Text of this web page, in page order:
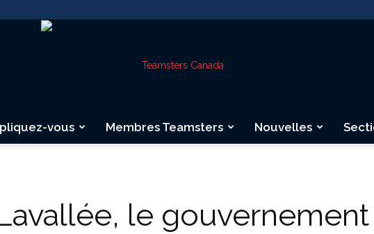
vous Membres Teamsters Nouvelles
le